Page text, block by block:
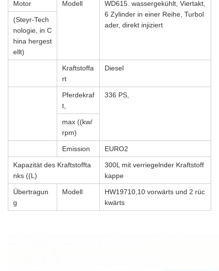
Motor Modell
WD615. wassergekühlt, Viertakt,
6 Zylinder in einer Reihe, Turbol
ader, direkt injiziert
(Steyr-Tech
nologie, in C
hina hergest
ellt)
Kraftstoffa
rt
Diesel
Pferdekraf
t,
336 PS,
max ((kw/
rpm)
Emission EURO2
Kapazität des Kraftstoffta
nks ((L)
300L mit verriegelnder Kraftstoff
kappe
Übertragun
g
Modell
HW19710,10 vorwärts und 2 rüc
kwärts